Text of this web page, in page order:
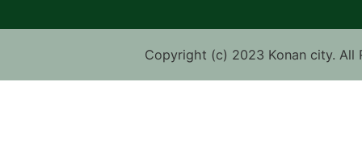
Copyright (c) 2023 Konan city. All